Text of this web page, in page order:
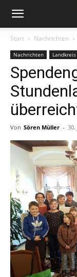
Start Nachrichten
Nachrichten Landkreis
Von Sören Müller - 30.